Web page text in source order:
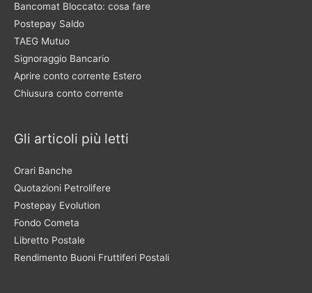
Bancomat Bloccato: cosa fare
Postepay Saldo
TAEG Mutuo
Signoraggio Bancario
Aprire conto corrente Estero
Chiusura conto corrente
Gli articoli più letti
Orari Banche
Quotazioni Petrolifere
Postepay Evolution
Fondo Cometa
Libretto Postale
Rendimento Buoni Fruttiferi Postali